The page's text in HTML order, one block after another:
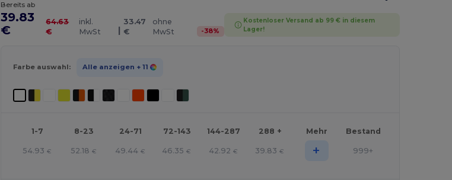
Bereits ab
39.83
€
64.63
€
inkl.
MwSt
|
33.47
€
ohne
MwSt
-38%
Kostenloser Versand ab 99 € in diesem
Lager!
Farbe auswahl: Alle anzeigen + 11
1-7 8-23 24-71 72-143 144-287 288 + Mehr Bestand
54.93 € 52.18 € 49.44 € 46.35 € 42.92 € 39.83 € + 999+